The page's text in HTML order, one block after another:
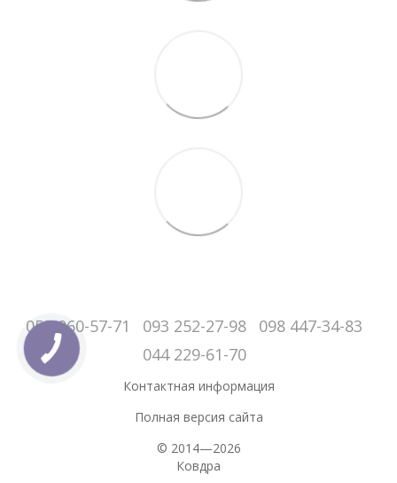
050-060-57-71 093 252-27-98
098 447-34-83
044 229-61-70
Контактная информация
Полная версия сайта
© 2014—2026
Ковдра